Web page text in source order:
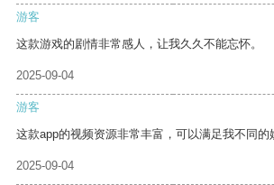
游客
这款游戏的剧情非常感人，让我久久不能忘怀。
2025-09-04
游客
这款app的视频资源非常丰富，可以满足我不同的
2025-09-04